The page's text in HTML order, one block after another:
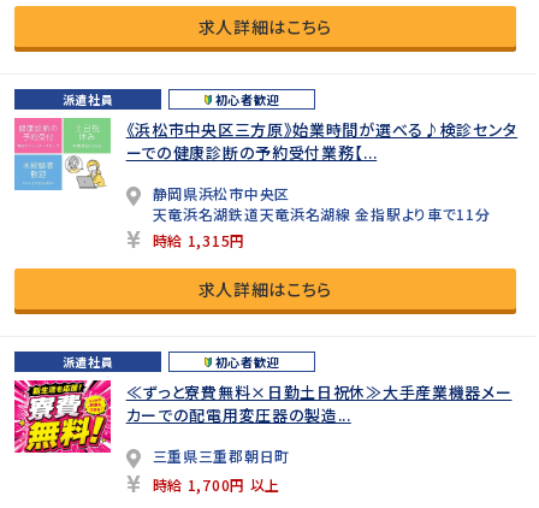
求人詳細はこちら
派遣社員 初心者歓迎
《浜松市中央区三方原》始業時間が選べる♪検診センタ
ーでの健康診断の予約受付業務【...
静岡県浜松市中央区
天竜浜名湖鉄道天竜浜名湖線 金指駅より車で11分
時給 1,315円
求人詳細はこちら
派遣社員 初心者歓迎
≪ずっと寮費無料×日勤土日祝休≫大手産業機器メー
カーでの配電用変圧器の製造...
三重県三重郡朝日町
時給 1,700円 以上